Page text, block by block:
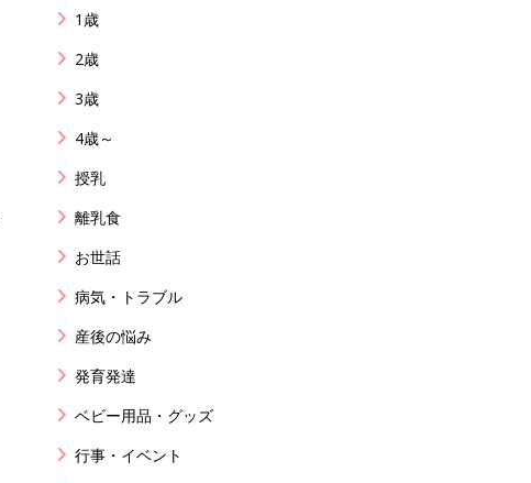
1歳
2歳
3歳
4歳～
授乳
離乳食
お世話
病気・トラブル
産後の悩み
発育発達
ベビー用品・グッズ
行事・イベント